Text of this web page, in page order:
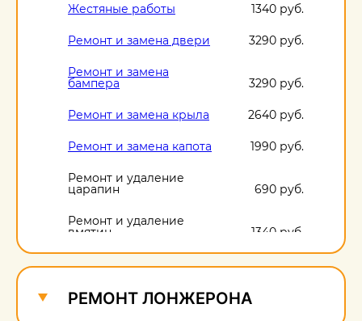
Жестяные работы 1340 руб.
Ремонт и замена двери 3290 руб.
Ремонт и замена
бампера 3290 руб.
Ремонт и замена крыла 2640 руб.
Ремонт и замена капота 1990 руб.
Ремонт и удаление
царапин 690 руб.
Ремонт и удаление
вмятин 1340 руб.
Ремонт и удаление
РЕМОНТ ЛОНЖЕРОНА